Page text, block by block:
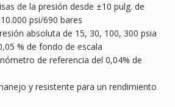
de la presión desde ±10 pulg. de
psi/690 bares
absoluta de 15, 30, 100, 300 psia
% de fondo de escala
de referencia del 0,04% de
y resistente para un rendimiento